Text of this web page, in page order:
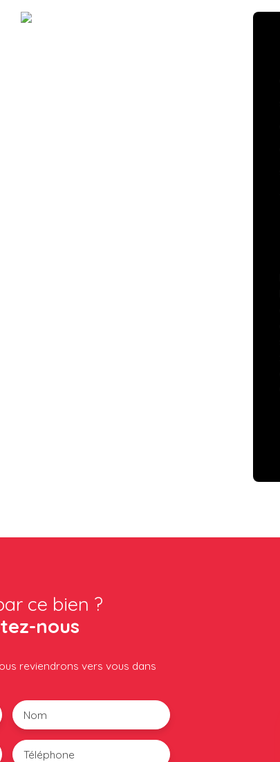
ce bien ?
nous
reviendrons vers vous dans
Nom
Téléphone